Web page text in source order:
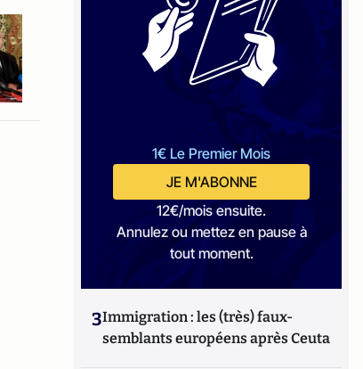
1€ Le Premier Mois
JE M'ABONNE
12€/mois ensuite.
Annulez ou mettez en pause à
tout moment.
3Immigration : les (très) faux-
semblants européens après Ceuta